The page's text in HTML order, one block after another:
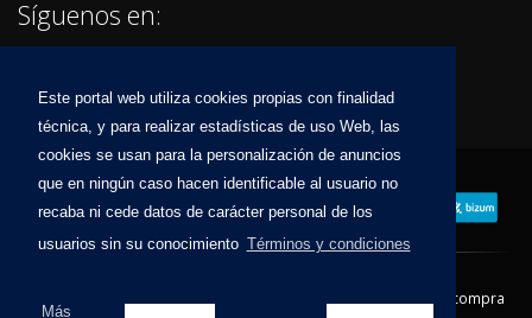
Este portal web utiliza cookies propias con finalidad
técnica, y para realizar estadísticas de uso Web, las
cookies se usan para la personalización de anuncios
que en ningún caso hacen identificable al usuario no
recaba ni cede datos de carácter personal de los
usuarios sin su conocimiento Términos y condiciones
Más
Síguenos en:
Condiciones de compra